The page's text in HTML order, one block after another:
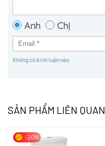
Anh Chị
Không có bình luận nào
SẢN PHẨM LIÊN QUAN
-20%